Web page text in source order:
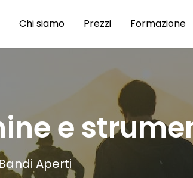
Chi siamo Prezzi Formazione
e
Bandi Aperti